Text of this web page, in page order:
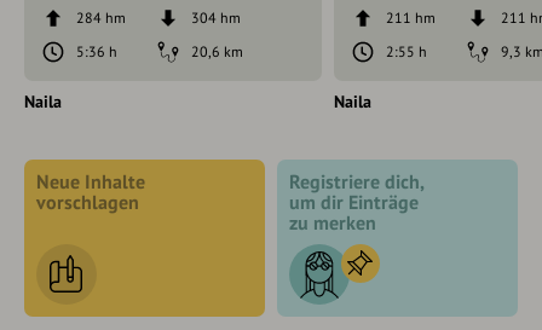
284 hm
304 hm
5:36 h
20,6 km
Naila
211 hm
211
2:55 h
9,3
Naila
Neue Inhalte
vorschlagen
Registriere dich,
um dir Einträge
zu merken